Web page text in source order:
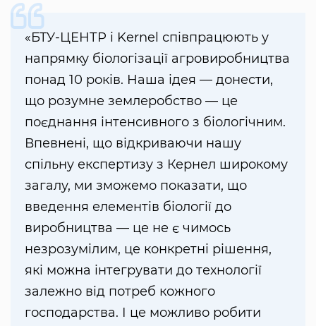
«БТУ-ЦЕНТР і Kernel співпрацюють у
напрямку біологізації агровиробництва
понад 10 років. Наша ідея — донести,
що розумне землеробство — це
поєднання інтенсивного з біологічним.
Впевнені, що відкриваючи нашу
спільну експертизу з Кернел широкому
загалу, ми зможемо показати, що
введення елементів біології до
виробництва — це не є чимось
незрозумілим, це конкретні рішення,
які можна інтегрувати до технології
залежно від потреб кожного
господарства. І це можливо робити